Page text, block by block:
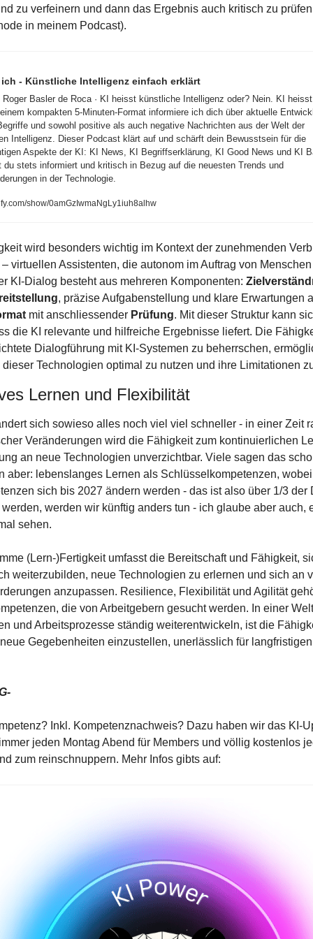
in meinem Podcast).
- Künstliche Intelligenz einfach erklärt
Roger Basler de Roca · KI heisst künstliche Intelligenz oder? Nein. KI
kompakten 5-Minuten-Format informiere ich dich über aktuelle
und sowohl positive als auch negative Nachrichten aus der Welt der
Intelligenz. Dieser Podcast klärt auf und schärft dein Bewusstsein für die
Aspekte der KI: KI News, KI Begriffserklärung, KI Good News und KI
du stets informiert und kritisch in Bezug auf die neuesten Trends und
in der Technologie.
show/0amGzIwmaNgLy1iuh8alhw
wird besonders wichtig im Kontext der zunehmenden
virtuellen Assistenten, die autonom im Auftrag von
KI-Dialog besteht aus mehreren Komponenten:
mit anschliessender Prüfung. Mit dieser Struktur kann
die KI relevante und hilfreiche Ergebnisse liefert. Die
Dialogführung mit KI-Systemen zu beherrschen,
Technologien optimal zu nutzen und ihre Limitationen
Lernen und Flexibilität
sich sowieso alles noch viel viel schneller - in einer Zeit
Veränderungen wird die Fähigkeit zum kontinuierlichen
an neue Technologien unverzichtbar. Viele sagen das
aber: lebenslanges Lernen als Schlüsselkompetenzen,
sich bis 2027 ändern werden - das ist also über 1/3 der
werden wir künftig anders tun - ich glaube aber auch,
sehen.
(Lern-)Fertigkeit umfasst die Bereitschaft und Fähigkeit,
weiterzubilden, neue Technologien zu erlernen und sich an
anzupassen. Resilience, Flexibilität und Agilität
die von Arbeitgebern gesucht werden. In einer
und Arbeitsprozesse ständig weiterentwickeln, ist die
Gegebenheiten einzustellen, unerlässlich für
Inkl. Kompetenznachweis? Dazu haben wir das KI-
jeden Montag Abend für Members und völlig kostenlos
zum reinschnuppern. Mehr Infos gibts auf: